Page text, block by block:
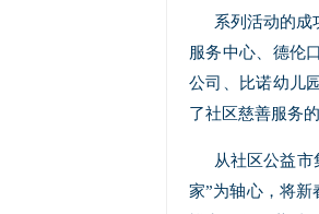
系列活动的成
服务中心、德伦
公司、比诺幼儿
了社区慈善服务
从社区公益
家”为轴心，将